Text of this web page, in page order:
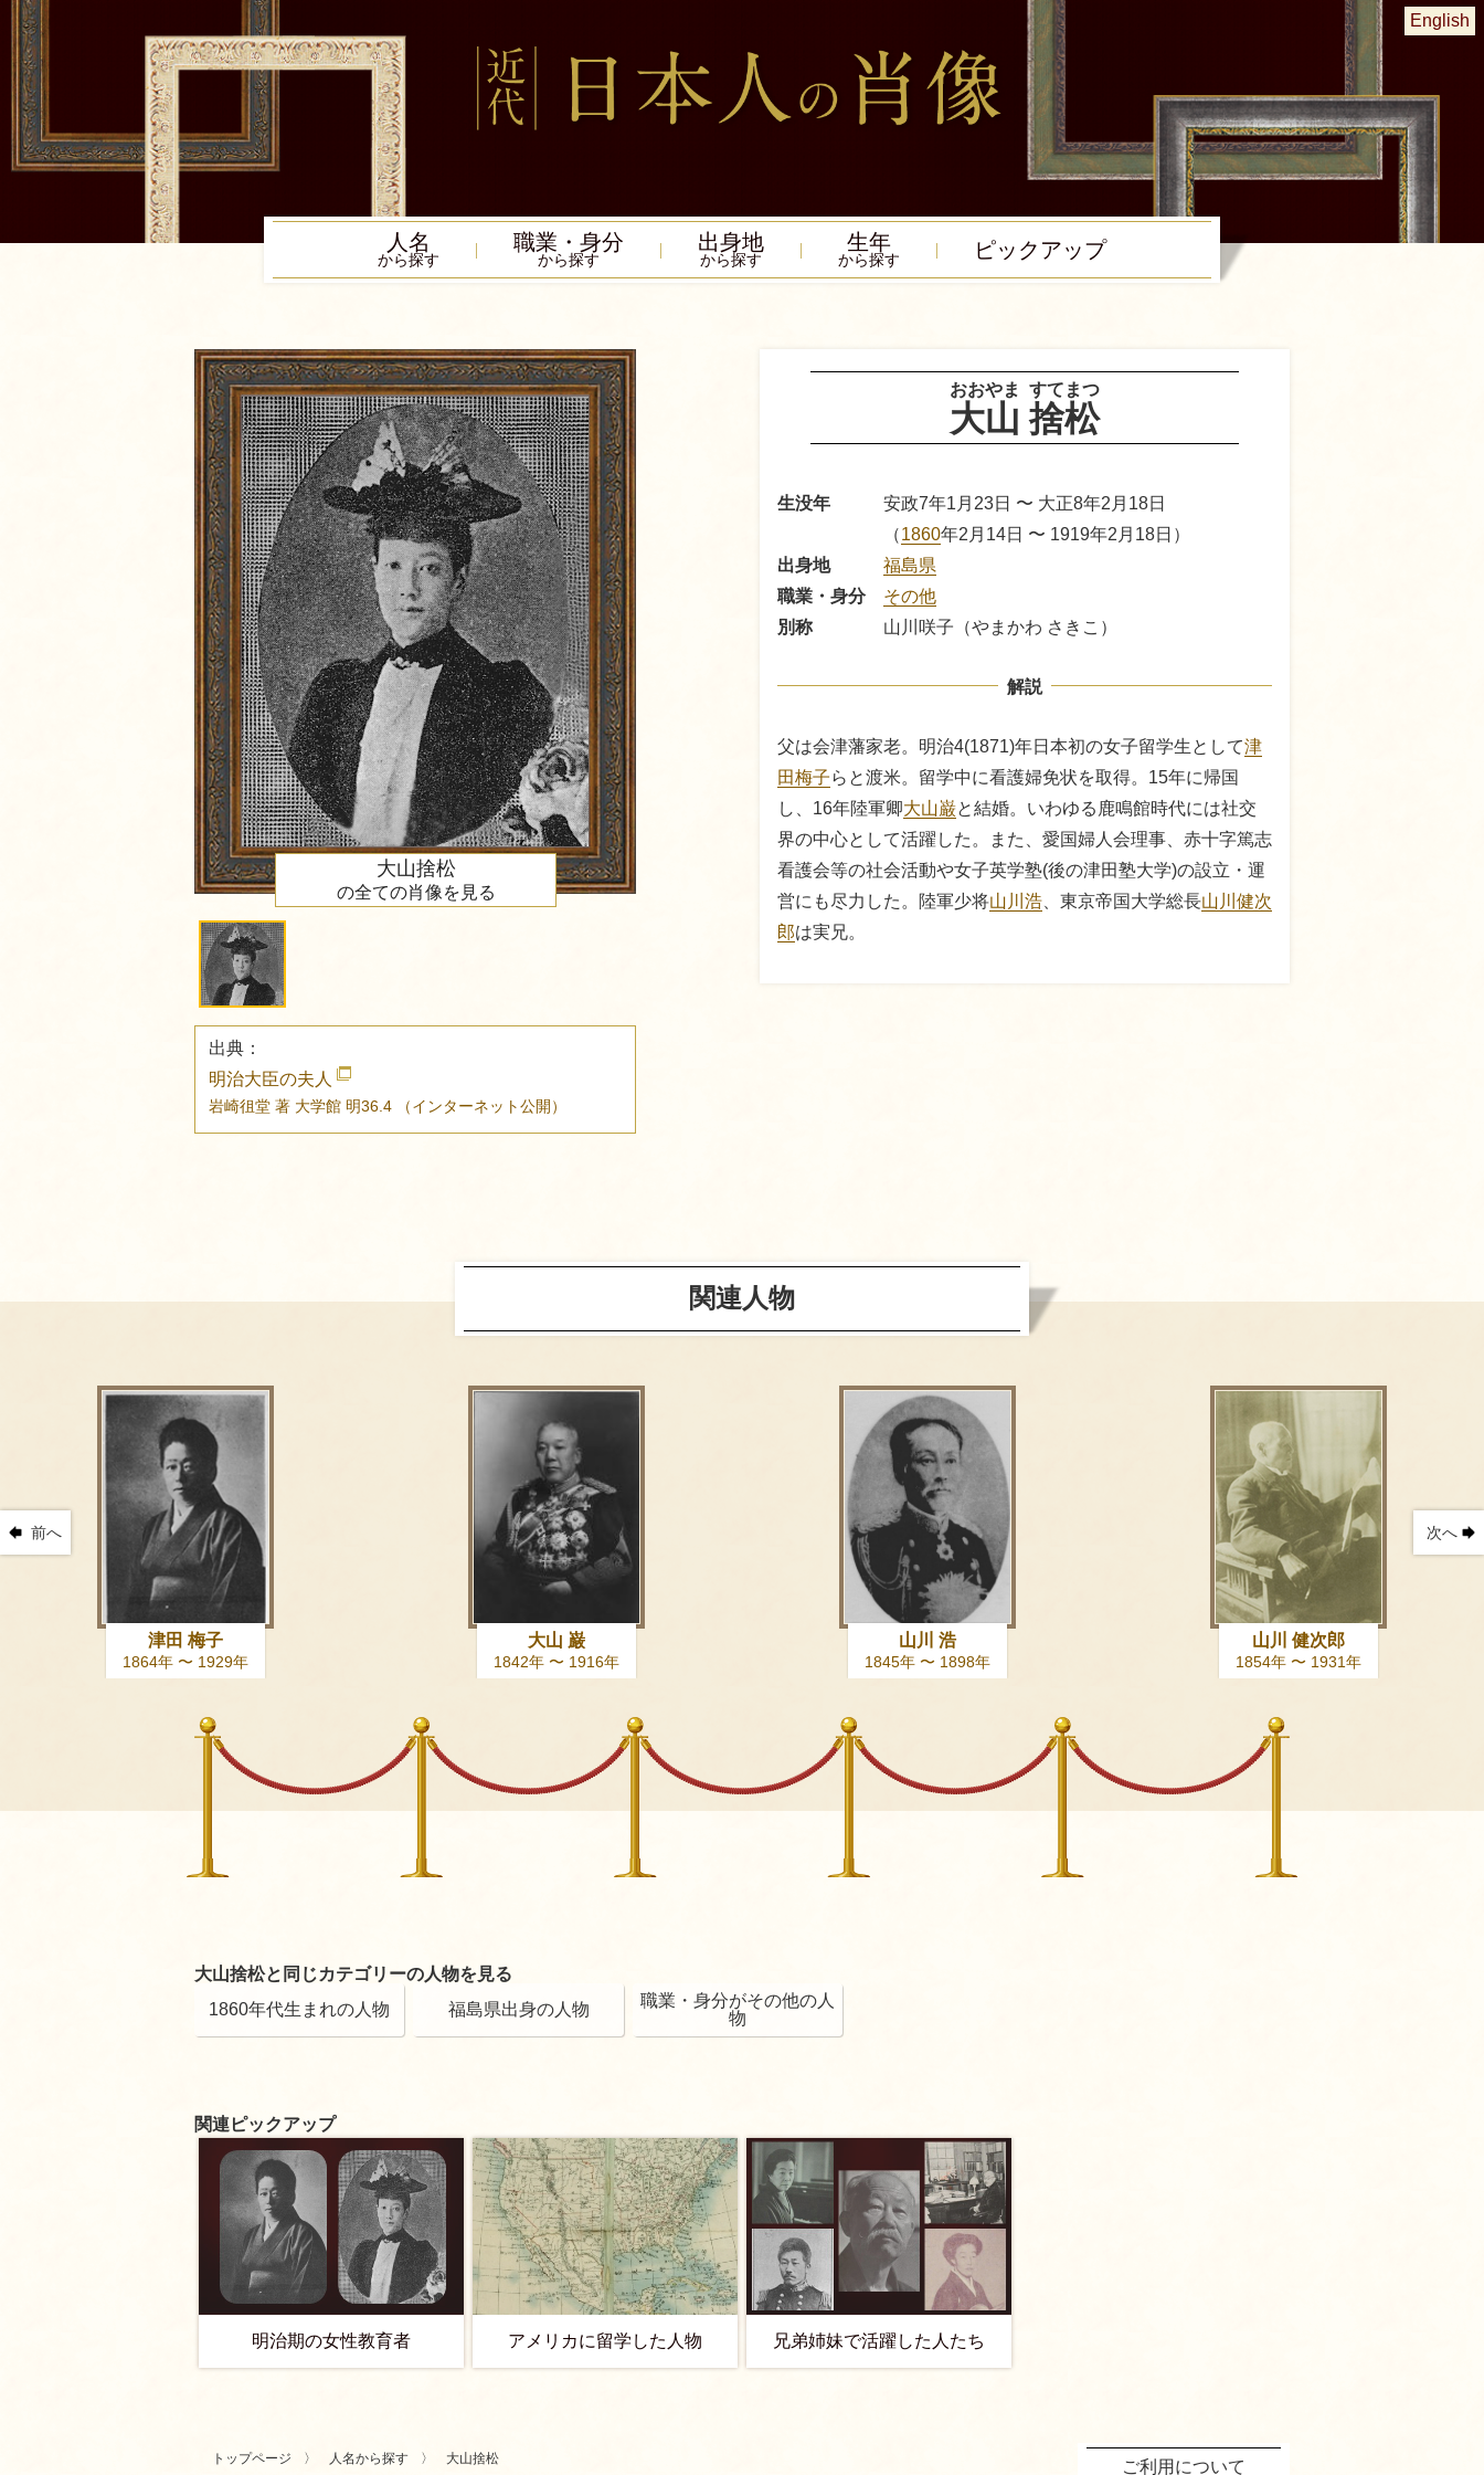
English
人名
から探す
職業・身分
から探す
出身地
から探す
生年
から探す ピック アップ
大山
おおやま
捨松
すてまつ
生没年
安政7年1月23日 〜 大正8年2月18日
（1860年2月14日 〜 1919年2月18日）
出身地
福島県
職業・身分
その他
別称
山川咲子（やまかわ さきこ）
解説
父は会津藩家老。明治4(1871)年日本初の女子留学生として津
田梅子らと渡米。留学中に看護婦免状を取得。15年に帰国
し、16年陸軍卿大山巌と結婚。いわゆる鹿鳴館時代には社交
界の中心として活躍した。また、愛国婦人会理事、赤十字篤志
看護会等の社会活動や女子英学塾(後の津田塾大学)の設立・運
営にも尽力した。陸軍少将山川浩 、東京帝国大学総長山川健次
郎は実兄。
大山捨松
の全ての肖像を見る
出典：
明治大臣の夫人
岩崎徂堂 著 大学館 明36.4 （インターネット公開）
関連人物
前へ
津田 梅子
1864年 〜 1929年
大山 巌
1842年 〜 1916年
山川 浩
1845年 〜 1898年
山川 健次郎
1854年 〜 1931年
次へ
大山捨松と同じカテゴリーの人物を見る
1860年代生まれの人物
福島県出身の人物
職業・身分がその他の人
物
関連ピックアップ
明治期の女性教育者 アメリカに留学した人物 兄弟姉妹で活躍した人たち
トップページ 人名から探す 大山捨松 ご利用について